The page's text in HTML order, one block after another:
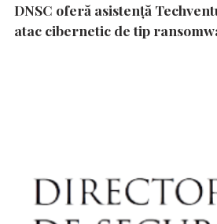
DNSC oferă asistență
atac cibernetic de tip